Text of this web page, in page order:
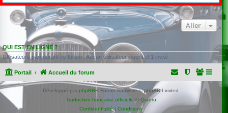
Aller
QUI EST EN LIGNE ?
Utilisateurs parcourant ce forum : Aucun utilisateur inscrit et 1 invité
Portail Accueil du forum
Développé parphpBB® Forum Software © phpBB Limited
Traduction française officielle © Qiaeru
Confidentialité| Conditions